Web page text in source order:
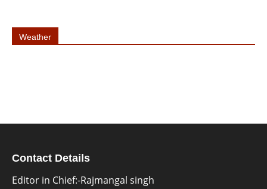
Weather
Contact Details
Editor in Chief:-Rajmangal singh